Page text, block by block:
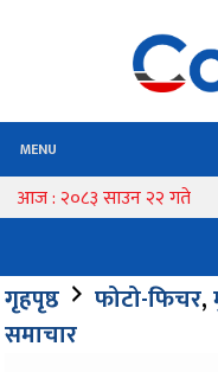
MENU
आज : २०८३ साउन २२ गते
गृहपृष्ठ फोटो-फिचर,
समाचार